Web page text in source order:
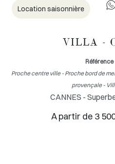
Location saisonnière
VILLA -
Référence
Proche centre ville - Proche bord de
provençale -
CANNES -
A partir de 3